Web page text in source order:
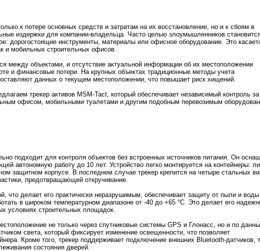
к потере основных средств и затратам на их восстановление, но и к сбоям в
издержки для компании-владельца. Часто целью злоумышленников
дорогостоящие инструменты, материалы или офисное оборудование. Это
и мобильных строительных офисов.
между объектами, и отсутствие актуальной информации об их местоположении
и финансовые потери. На крупных объектах традиционные методы учета
данных о текущем местоположении, что повышает риск хищений.
трекер активов MSM-Tact, который обеспечивает независимый контроль за
офисом, мобильными туалетами и другим подобным перевозимым
подходит для контроля объектов без встроенных источников питания. Он
автономную работу до 10 лет. Устройство легко монтируется на контейнеры:
защитном корпусе. В последнем случае трекер крепится на четыре стальных
предотвращающей откручивание.
что делает его практически неразрушимым, обеспечивает защиту от пыли и
в широком температурном диапазоне от -40 до +65 °C. Это делает его
условиях строительных площадок.
не только через спутниковые системы GPS и Глонасс, но и по
света, который фиксирует изменение освещенности, что позволяет
Кроме того, трекер поддерживает подключение внешних Bluetooth-датчиков,
состояния дверей.